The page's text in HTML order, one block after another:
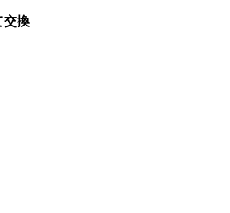
交換